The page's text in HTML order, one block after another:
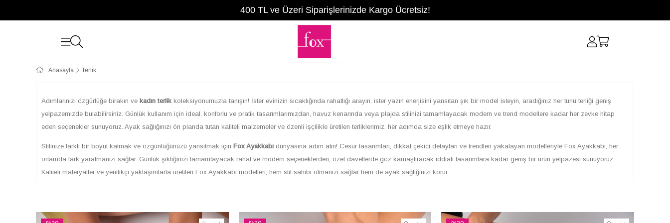
400 TL ve Üzeri Siparişlerinizde Kargo Ücretsiz!
Anasayfa Terlik
Adımlarınızı özgürlüğe bırakın ve kadın terlik koleksiyonumuzla tanışın! İster evinizin sıcaklığında rahatlığı arayın, ister yazın enerjisini yansıtan şık bir model isteyin, aradığınız her türlü terliği geniş
yelpazemizde bulabilirsiniz. Günlük kullanım için ideal, konforlu ve pratik tasarımlarımızdan, havuz kenarında veya plajda stilinizi tamamlayacak modern ve trend modellere kadar her zevke hitap
eden seçenekler sunuyoruz. Ayak sağlığınızı ön planda tutan kaliteli malzemeler ve özenli işçilikle üretilen terliklerimiz, her adımda size eşlik etmeye hazır.
Stilinize farklı bir boyut katmak ve özgünlüğünüzü yansıtmak için Fox Ayakkabı dünyasına adım atın! Cesur tasarımları, dikkat çekici detayları ve trendleri yakalayan modelleriyle Fox Ayakkabı, her
ortamda fark yaratmanızı sağlar. Günlük şıklığınızı tamamlayacak rahat ve modern seçeneklerden, özel davetlerde göz kamaştıracak iddialı tasarımlara kadar geniş bir ürün yelpazesi sunuyoruz.
Kaliteli materyaller ve yenilikçi yaklaşımlarla üretilen Fox Ayakkabı modelleri, hem stil sahibi olmanızı sağlar hem de ayak sağlığınızı korur.
türlü terliği kolayca bulabilirsiniz.